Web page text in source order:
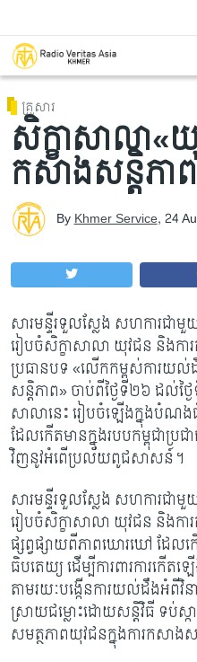
គ្រួសារ
សិក្ខាសាលា«
កសាងសន្តិភា
ByKhmer Service, 24
សារមន្ទីរទួលស្លែង សហការជ
រៀបចំសិក្ខាសាលា យុវជន និងក
ប្រធានបទ «លើកកម្ពស់ការយល់
សន្តិភាព» ចាប់ពីថ្ងៃទី២៦ ដល់ថ្
សាលានេះ រៀបចំឡើងក្នុងបំណង
ដែលកើតមានក្នុងរបបកម្ពុជាប្រជ
វិញនូវអំពើប្រល័យពូជសាសន៍។
សារមន្ទីរទួលស្លែង សហការជ
រៀបចំសិក្ខាសាលា យុវជន និងកា
ផ្សព្វផ្សាយពីភាពឃោរឃៅ ដែលកើ
ធិបតេយ្យ ដើម្បីការពារការក
តាមរយៈបង្កើនការយល់ដឹងអំពីវិន
ស្រាយជម្លោះដោយសន្តិវិធី ទប់ស្
សមត្ថភាពយុវជនក្នុងការកសាងស